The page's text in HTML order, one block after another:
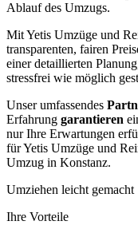
Ablauf des Umzugs.
Mit Yetis Umzüge und
transparenten, fairen
einer detaillierten
stressfrei wie möglich
Unser umfassendes
Erfahrung garantieren
nur Ihre Erwartungen
für Yetis Umzüge und
Umzug in Konstanz.
Umziehen leicht gemacht
Ihre Vorteile